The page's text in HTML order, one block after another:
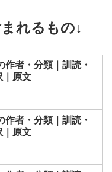
れるもの↓
作者・分類｜訓読・
｜原文
作者・分類｜訓読・
｜原文